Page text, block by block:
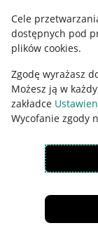
Cele
dostępnych pod
plików cookies.
Zgodę wyrażasz
Możesz ją w
zakładce
Wycofanie zgody
polityka plików
Pobierz
Korzystanie z